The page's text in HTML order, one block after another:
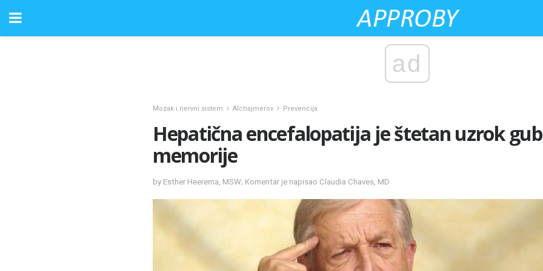
ad
Mozak i nervni sistem Alchajmerov Prevencija
Hepatična encefalopatija je štetan uzrok
memorije
by Esther Heerema, MSW; Komentar je napisao Claudia Chaves, MD